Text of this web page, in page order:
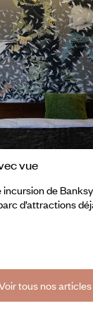
vue
de
d’attractions
des crises
marée noire,
tous nos